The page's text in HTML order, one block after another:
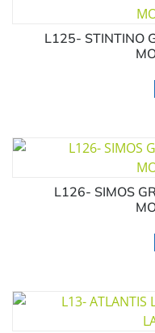
L125- STINTINO
L126- SIMOS